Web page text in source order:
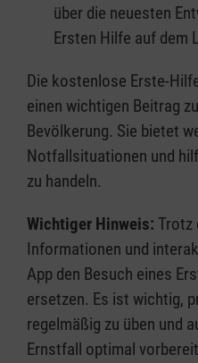
über die neuesten
Ersten Hilfe auf dem
Die kostenlose Erste-
einen wichtigen Beitrag
Bevölkerung. Sie bietet
Notfallsituationen und
zu handeln.
Wichtiger Hinweis: Trotz
Informationen und
App den Besuch eines
ersetzen. Es ist wichtig,
regelmäßig zu üben und
Ernstfall optimal